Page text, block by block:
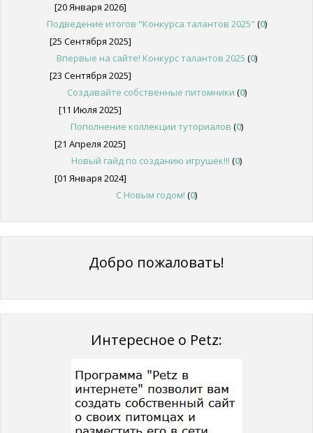
[20 Января 2026]
Подведение итогов "Конкурса талантов 2025" (0)
[25 Сентября 2025]
Впервые на сайте! Конкурс талантов 2025 (0)
[23 Сентября 2025]
Создавайте собственные питомники (0)
[11 Июля 2025]
Пополнение коллекции туториалов (0)
[21 Апреля 2025]
Новый гайд по созданию игрушек!!! (0)
[01 Января 2024]
С Новым годом! (0)
Добро пожаловать!
Интересное о Petz: